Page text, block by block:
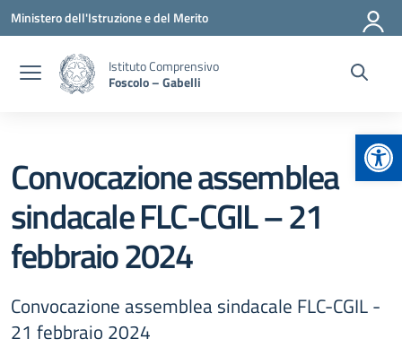
Vai ai contenuti
Vai al menu di navigazione
Vai al footer
Ministero dell'Istruzione e del Merito
Istituto Comprensivo
Foscolo – Gabelli
Convocazione assemblea
sindacale FLC-CGIL – 21
febbraio 2024
Convocazione assemblea sindacale FLC-CGIL -
21 febbraio 2024